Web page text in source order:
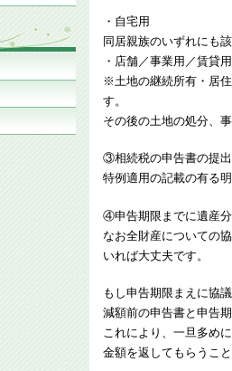
・自宅用 配偶者／
同居親族のいずれにも
・店舗／事業用／賃貸
※土地の継続所有・居
す。
その後の土地の処分、
③相続税の申告書の提出
特例適用の記載の有る
④申告期限までに遺産
なお全財産についての
いれば大丈夫です。
もし申告期限まえに協
減額前の申告書と申告
これにより、一旦多め
金額を返してもらうこ